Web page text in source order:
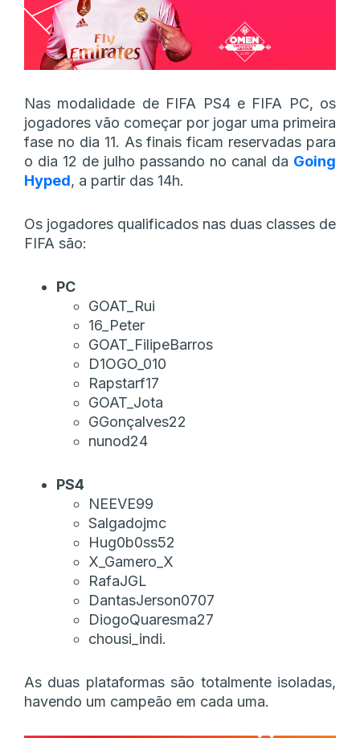
Nas modalidade de FIFA PS4 e FIFA PC, os
jogadores vão começar por jogar uma primeira
fase no dia 11. As finais ficam reservadas para
o dia 12 de julho passando no canal da Going
Hyped, a partir das 14h.
Os jogadores qualificados nas duas classes de
FIFA são:
PC
GOAT_Rui
16_Peter
GOAT_FilipeBarros
D1OGO_010
Rapstarf17
GOAT_Jota
GGonçalves22
nunod24
PS4
NEEVE99
Salgadojmc
Hug0b0ss52
X_Gamero_X
RafaJGL
DantasJerson0707
DiogoQuaresma27
chousi_indi.
As duas plataformas são totalmente isoladas,
havendo um campeão em cada uma.